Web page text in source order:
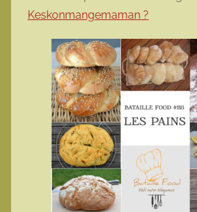
Keskonmangemaman ?